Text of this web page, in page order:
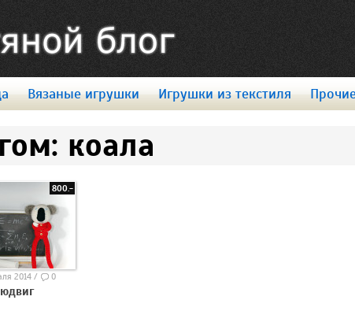
Вязаные игрушки Игрушки из текстиля
коала
2014 / 0
800.-